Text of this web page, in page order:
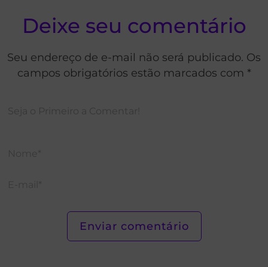
Deixe seu comentário
Seu endereço de e-mail não será publicado. Os
campos obrigatórios estão marcados com *